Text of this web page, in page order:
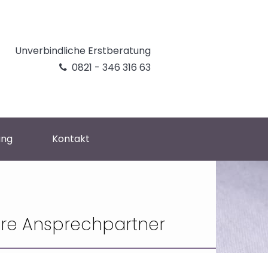
Unverbindliche Erstberatung
 0821 - 346 316 63
Kontakt
Ansprechpartner